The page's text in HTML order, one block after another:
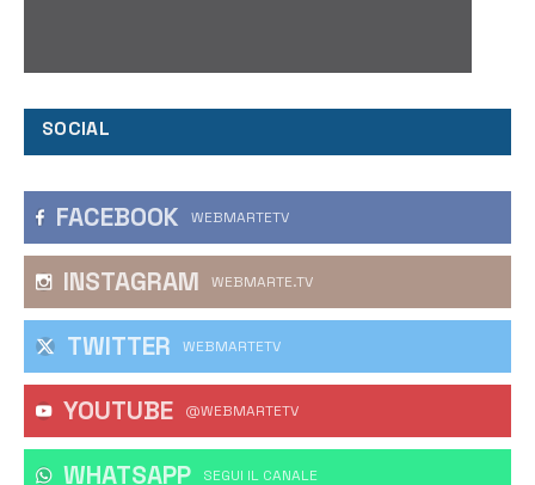
SOCIAL
FACEBOOK WEBMARTETV
INSTAGRAM WEBMARTE.TV
TWITTER WEBMARTETV
YOUTUBE @WEBMARTETV
WHATSAPP ‎SEGUI IL CANALE